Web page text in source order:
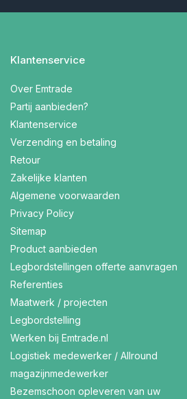
Klantenservice
Over Emtrade
Partij aanbieden?
Klantenservice
Verzending en betaling
Retour
Zakelijke klanten
Algemene voorwaarden
Privacy Policy
Sitemap
Product aanbieden
Legbordstellingen offerte aanvragen
Referenties
Maatwerk / projecten
Legbordstelling
Werken bij Emtrade.nl
Logistiek medewerker / Allround
magazijnmedewerker
Bezemschoon opleveren van uw